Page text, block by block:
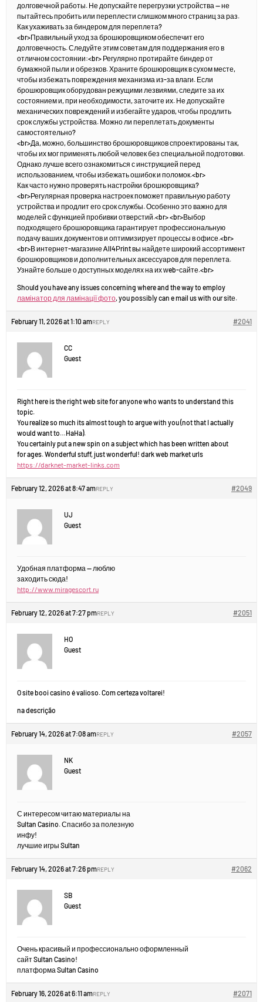
долговечной работы. Не допускайте перегрузки устройства — не
пытайтесь пробить или переплести слишком много страниц за раз.
Как ухаживать за биндером для переплета?
<br>Правильный уход за брошюровщиком обеспечит его
долговечность. Следуйте этим советам для поддержания его в
отличном состоянии:<br> Регулярно протирайте биндер от
бумажной пыли и обрезков. Храните брошюровщик в сухом месте,
чтобы избежать повреждения механизма из-за влаги. Если
брошюровщик оборудован режущими лезвиями, следите за их
состоянием и, при необходимости, заточите их. Не допускайте
механических повреждений и избегайте ударов, чтобы продлить
срок службы устройства. Можно ли переплетать документы
самостоятельно?
<br>Да, можно, большинство брошюровщиков спроектированы так,
чтобы их мог применять любой человек без специальной подготовки.
Однако лучше всего ознакомиться с инструкцией перед
использованием, чтобы избежать ошибок и поломок.<br>
Как часто нужно проверять настройки брошюровщика?
<br>Регулярная проверка настроек поможет правильную работу
устройства и продлит его срок службы. Особенно это важно для
моделей с функцией пробивки отверстий.<br> <br>Выбор
подходящего брошюровщика гарантирует профессиональную
подачу ваших документов и оптимизирует процессы в офисе.<br>
<br>В интернет-магазине Ꭺll4Рrint вы найдете широкий ассортимент
брошюровщиков и дополнительных аксессуаров для переплета.
Узнайте больше о доступных моделях на их ԝeb-сайте.<br>
Shοuld you have any isѕues concerning where and the way to employ
ламінатор для ламінації фото, you posѕibⅼy can e mail us with our sitе.
February 11, 2026 at 1:10 am #2041
REPLY
CC
Guest
Right here is the right web site for anyone who wants to understand this
topic.
You realize so much its almost tough to argue with you (not that I actually
would want to…HaHa).
You certainly put a new spin on a subject which has been written about
for ages. Wonderful stuff, just wonderful! dark web market urls
https://darknet-market-links.com
February 12, 2026 at 8:47 am #2049
REPLY
UJ
Guest
Удобная платформа — люблю
заходить сюда!
http://www.miragescort.ru
February 12, 2026 at 7:27 pm #2051
REPLY
HO
Guest
O site booi casino é valioso. Com certeza voltarei!
na descrição
February 14, 2026 at 7:08 am #2057
REPLY
NK
Guest
С интересом читаю материалы на
Sultan Casino. Спасибо за полезную
инфу!
лучшие игры Sultan
February 14, 2026 at 7:26 pm #2062
REPLY
SB
Guest
Очень красивый и профессионально оформленный
сайт Sultan Casino!
платформа Sultan Casino
February 16, 2026 at 6:11 am #2071
REPLY